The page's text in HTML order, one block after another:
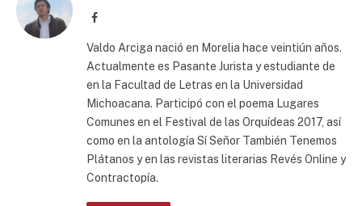
Facebook
Valdo Arciga nació en Morelia hace veintiún años.
Actualmente es Pasante Jurista y estudiante de
en la Facultad de Letras en la Universidad
Michoacana. Participó con el poema Lugares
Comunes en el Festival de las Orquídeas 2017, así
como en la antología Sí Señor También Tenemos
Plátanos y en las revistas literarias Revés Online y
Contractopía.